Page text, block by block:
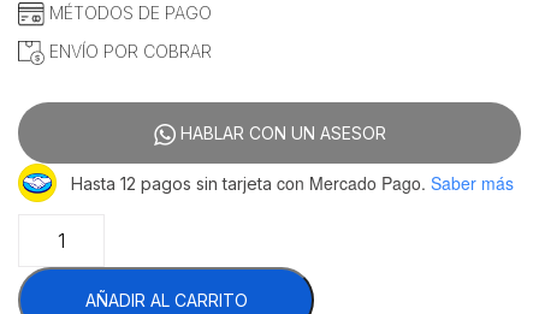
MÉTODOS DE PAGO
ENVÍO POR COBRAR
HABLAR CON UN ASESOR
Hasta 12 pagos sin tarjeta con Mercado Pago. Saber más
67L
Base
AÑADIR AL CARRITO